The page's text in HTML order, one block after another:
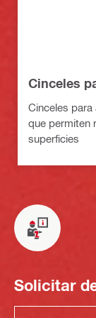
Cinceles
Cinceles para
que permiten
superficies
Solicitar